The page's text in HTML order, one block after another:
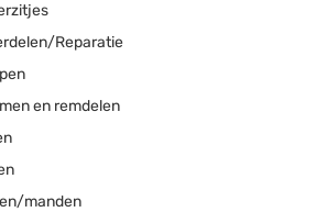
Reparatie
en remdelen
manden